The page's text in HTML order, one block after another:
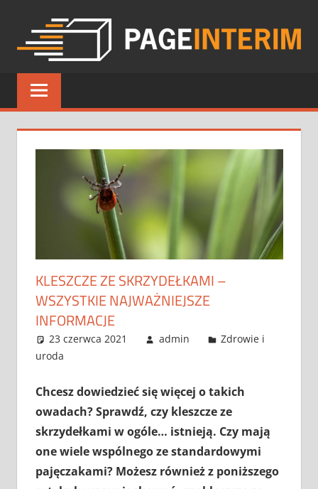
content
INTERIM
KLESZCZE ZE SKRZYDEŁKAMI –
WSZYSTKIE NAJWAŻNIEJSZE
INFORMACJE
23 czerwca 2021 admin
Zdrowie i
uroda
Chcesz dowiedzieć się więcej o takich
owadach? Sprawdź, czy kleszcze ze
skrzydełkami w ogóle… istnieją. Czy mają
one wiele wspólnego ze standardowymi
pajęczakami? Możesz również z poniższego